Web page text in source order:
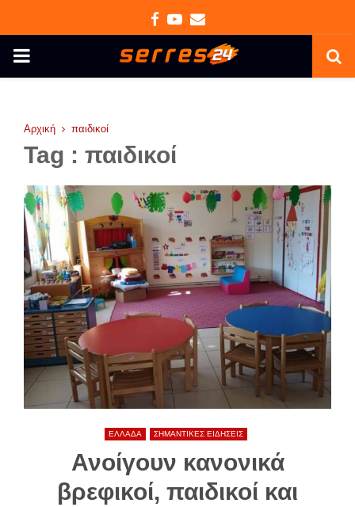
Facebook
Youtube
Email
PRIMARY
Αρχική παιδικοί
Tag : παιδικοί
ΕΛΛΑΔΑ ΣΗΜΑΝΤΙΚΕΣ ΕΙΔΗΣΕΙΣ
Ανοίγουν κανονικά
βρεφικοί, παιδικοί και